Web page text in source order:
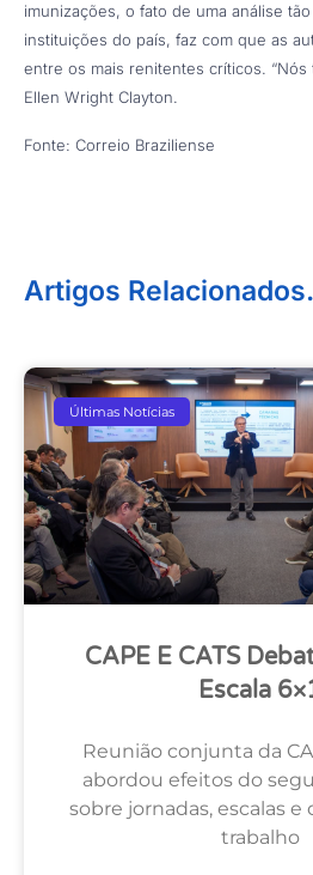
imunizações, o fato de uma análise
instituições do país, faz com que as
entre os mais renitentes críticos.
Ellen Wright Clayton.
Fonte: Correio Braziliense
Artigos
Últimas Notícias
CAPE E CATS
Escala
Reunião conjunta da
abordou efeitos do
sobre jornadas, escalas e
trabalho